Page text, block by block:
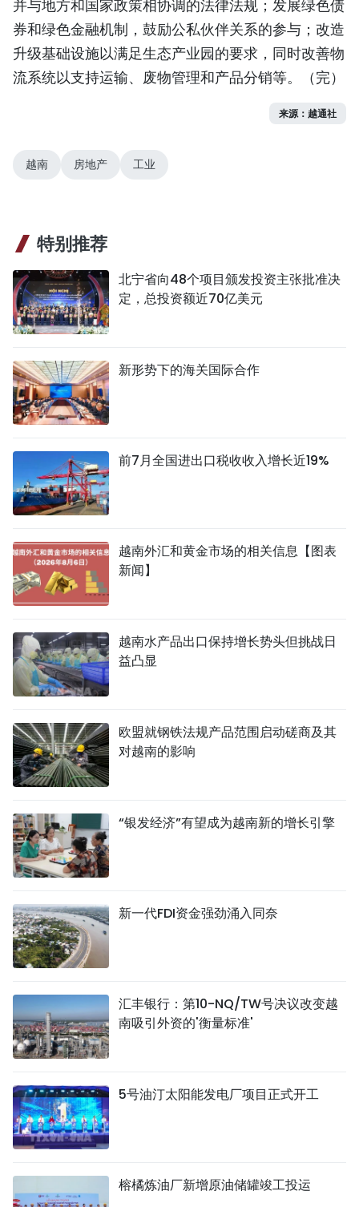
并与地方和国家政策相协调的法律法规；发展绿色债
券和绿色金融机制，鼓励公私伙伴关系的参与；改造
升级基础设施以满足生态产业园的要求，同时改善物
流系统以支持运输、废物管理和产品分销等。（完）
来源：越通社
越南 房地产 工业
特别推荐
北宁省向48个项目颁发投资主张批准决
定，总投资额近70亿美元
新形势下的海关国际合作
前7月全国进出口税收收入增长近19%
越南外汇和黄金市场的相关信息【图表
新闻】
越南水产品出口保持增长势头但挑战日
益凸显
欧盟就钢铁法规产品范围启动磋商及其
对越南的影响
“银发经济”有望成为越南新的增长引擎
新一代FDI资金强劲涌入同奈
汇丰银行：第10-NQ/TW号决议改变越
南吸引外资的'衡量标准'
5号油汀太阳能发电厂项目正式开工
榕橘炼油厂新增原油储罐竣工投运